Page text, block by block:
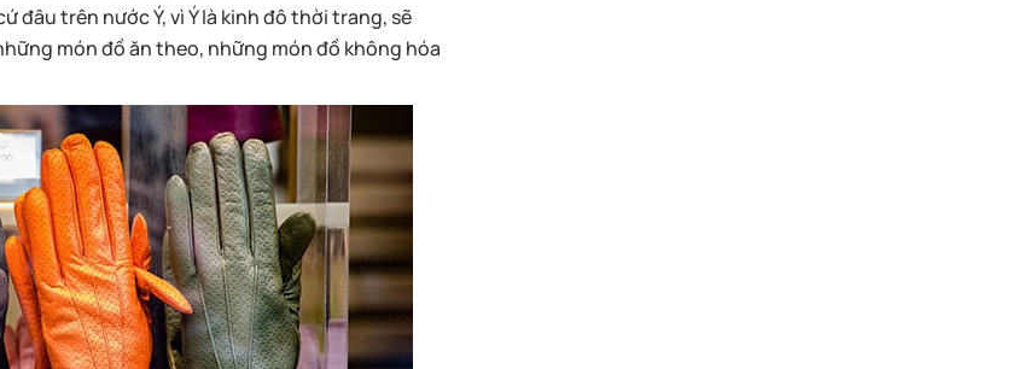
trên nước Ý, vì Ý là kinh đô thời trang, sẽ
món đồ ăn theo, những món đồ không hóa